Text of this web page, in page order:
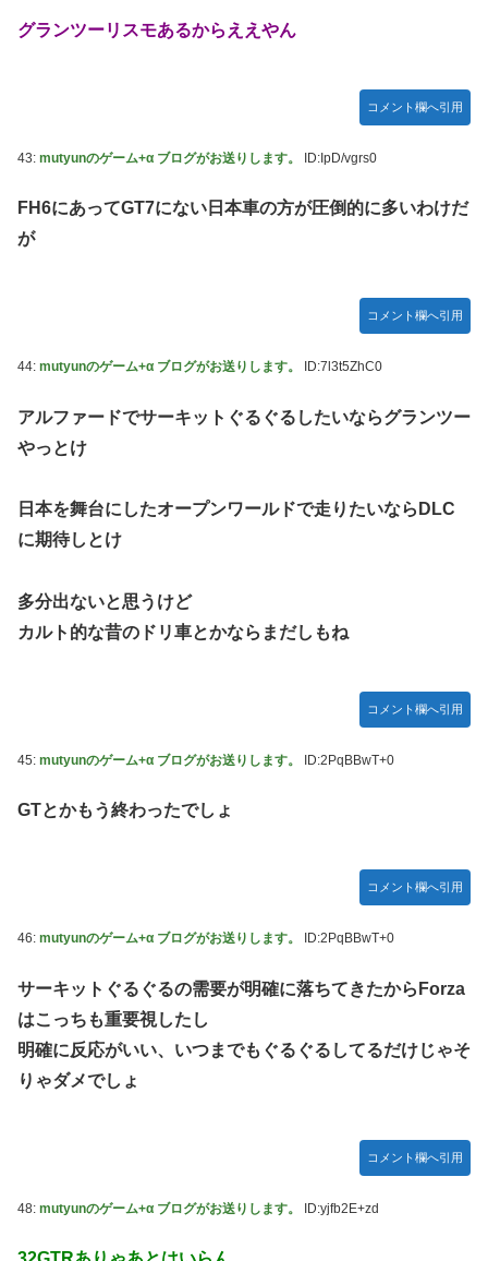
グランツーリスモあるからええやん
コメント欄へ引用
43: mutyunのゲーム+α ブログがお送りします。 ID:IpD/vgrs0
FH6にあってGT7にない日本車の方が圧倒的に多いわけだ
が
コメント欄へ引用
44: mutyunのゲーム+α ブログがお送りします。 ID:7l3t5ZhC0
アルファードでサーキットぐるぐるしたいならグランツー
やっとけ
日本を舞台にしたオープンワールドで走りたいならDLC
に期待しとけ
多分出ないと思うけど
カルト的な昔のドリ車とかならまだしもね
コメント欄へ引用
45: mutyunのゲーム+α ブログがお送りします。 ID:2PqBBwT+0
GTとかもう終わったでしょ
コメント欄へ引用
46: mutyunのゲーム+α ブログがお送りします。 ID:2PqBBwT+0
サーキットぐるぐるの需要が明確に落ちてきたからForza
はこっちも重要視したし
明確に反応がいい、いつまでもぐるぐるしてるだけじゃそ
りゃダメでしょ
コメント欄へ引用
48: mutyunのゲーム+α ブログがお送りします。 ID:yjfb2E+zd